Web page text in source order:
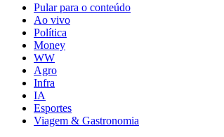
Pular para o conteúdo
Ao vivo
Política
Money
WW
Agro
Infra
IA
Esportes
Viagem & Gastronomia